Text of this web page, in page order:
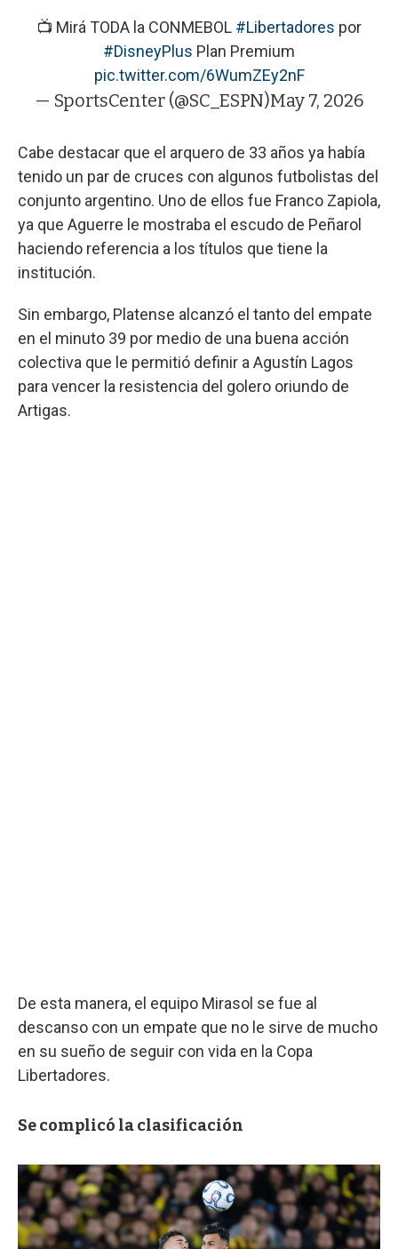
📺 Mirá TODA la CONMEBOL #Libertadores por
#DisneyPlus Plan Premium
pic.twitter.com/6WumZEy2nF
— SportsCenter (@SC_ESPN)May 7, 2026
Cabe destacar que el arquero de 33 años ya había
tenido un par de cruces con algunos futbolistas del
conjunto argentino. Uno de ellos fue Franco Zapiola,
ya que Aguerre le mostraba el escudo de Peñarol
haciendo referencia a los títulos que tiene la
institución.
Sin embargo, Platense alcanzó el tanto del empate
en el minuto 39 por medio de una buena acción
colectiva que le permitió definir a Agustín Lagos
para vencer la resistencia del golero oriundo de
Artigas.
De esta manera, el equipo Mirasol se fue al
descanso con un empate que no le sirve de mucho
en su sueño de seguir con vida en la Copa
Libertadores.
Se complicó la clasificación